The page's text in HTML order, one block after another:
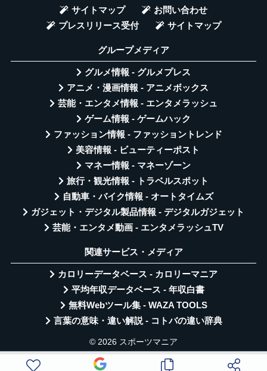
サイトマップ
お問い合わせ
プレスリリース受付
サイトマップ
グループメディア
グルメ情報 - グルメプレス
アニメ・漫画情報 - アニメボックス
芸能・エンタメ情報 - エンタメラッシュ
ゲーム情報 - ゲームハック
ファッション情報 - ファッショントレンド
美容情報 - ビューティーポスト
マネー情報 - マネーゾーン
旅行・観光情報 - トラベルスポット
自動車・バイク情報 - オートタイムズ
ガジェット・デジタル製品情報 - デジタルガジェット
芸能・エンタメ動画 - エンタメラッシュTV
関連サービス・メディア
カロリーデータベース - カロリーマニア
平均年収データベース - 年収白書
無料Webツール集 - WAZA TOOLS
言葉の意味・違い解説 - コトバの違い辞典
© 2026 スポーツマニア